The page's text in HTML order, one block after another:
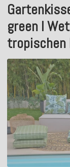
green I
tropischen